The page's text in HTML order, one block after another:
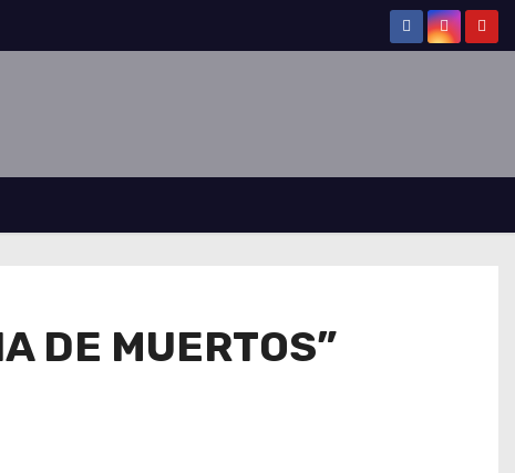
DE MUERTOS”